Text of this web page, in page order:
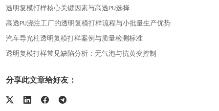
透明复模打样核心关键因素与高透PU选择
高透PU浇注工厂的透明复模打样流程与小批量生产优势
汽车导光柱透明复模打样案例与质量检测标准
透明复模打样常见缺陷分析：无气泡与抗黄变控制
分享此文章给好友：